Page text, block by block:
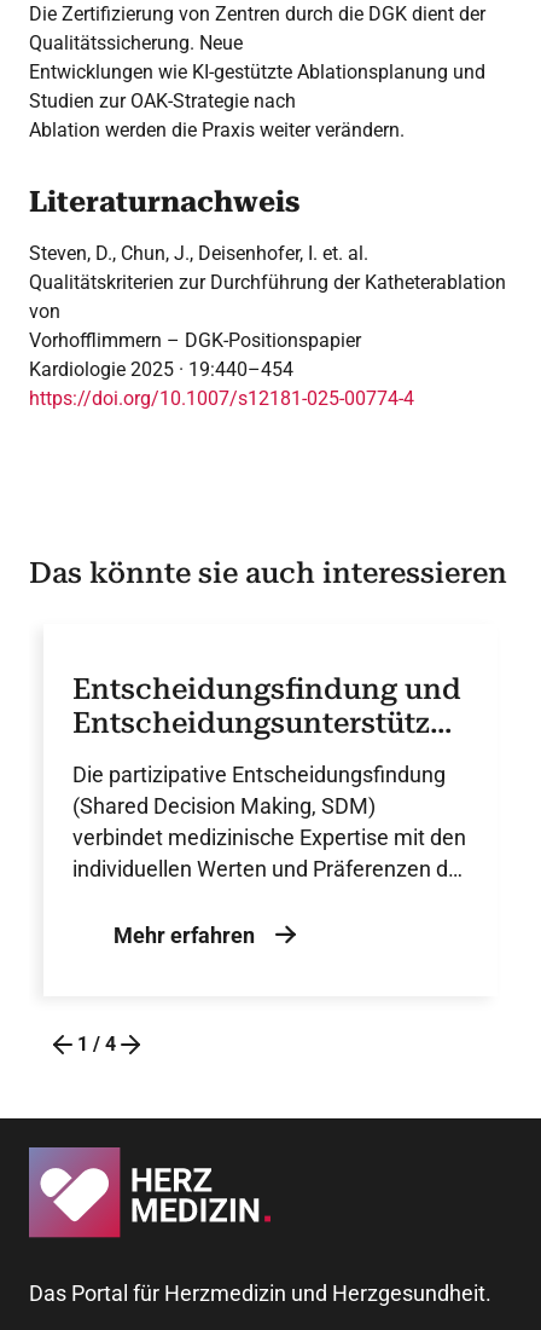
Die Zertifizierung von Zentren durch die DGK dient der
Qualitätssicherung. Neue
Entwicklungen wie KI-gestützte Ablationsplanung und
Studien zur OAK-Strategie nach
Ablation werden die Praxis weiter verändern.
Literaturnachweis
Steven, D., Chun, J., Deisenhofer, I. et. al.
Qualitätskriterien zur Durchführung der Katheterablation
von
Vorhofflimmern – DGK-Positionspapier
Kardiologie 2025 · 19:440–454
https://doi.org/10.1007/s12181-025-00774-4
Das könnte sie auch interessieren
Entscheidungsfindung und
Entscheidungsunterstützun
Die partizipative Entscheidungsfindung
(Shared Decision Making, SDM)
verbindet medizinische Expertise mit den
individuellen Werten und Präferenzen der
Entscheidungshilfen als zentraler
unterstützt.
Mehr erfahren
1 / 4
Das Portal für Herzmedizin und Herzgesundheit.